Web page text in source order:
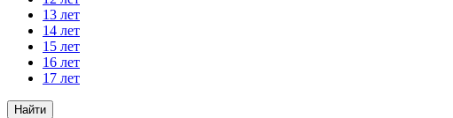
13 лет
14 лет
15 лет
16 лет
17 лет
Найти